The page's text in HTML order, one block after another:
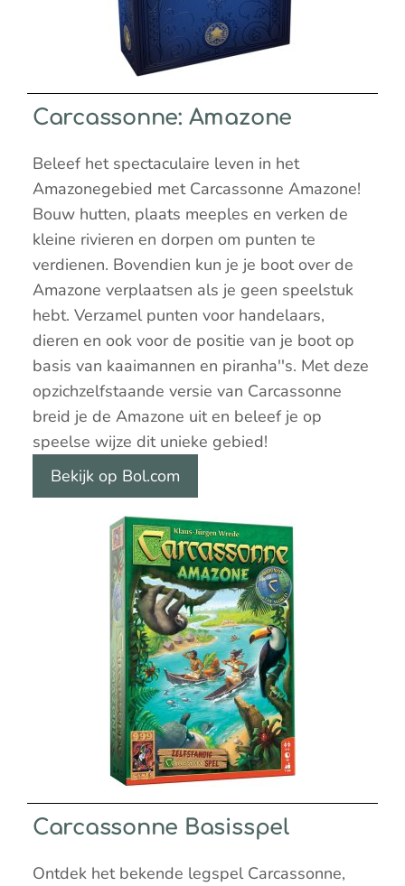
Carcassonne: Amazone
Beleef het spectaculaire leven in het
Amazonegebied met Carcassonne Amazone!
Bouw hutten, plaats meeples en verken de
kleine rivieren en dorpen om punten te
verdienen. Bovendien kun je je boot over de
Amazone verplaatsen als je geen speelstuk
hebt. Verzamel punten voor handelaars,
dieren en ook voor de positie van je boot op
basis van kaaimannen en piranha''s. Met deze
opzichzelfstaande versie van Carcassonne
breid je de Amazone uit en beleef je op
speelse wijze dit unieke gebied!
Bekijk op Bol.com
Carcassonne Basisspel
Ontdek het bekende legspel Carcassonne,